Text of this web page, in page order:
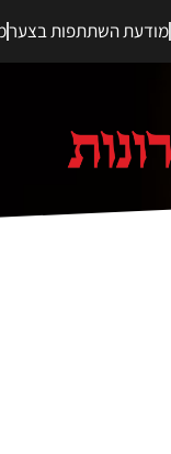
מודעת השתתפות בצער